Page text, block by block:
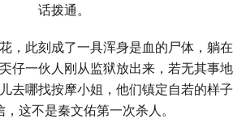
话拨通。
，此刻成了一具浑身是血的尸体，躺在
仔一伙人刚从监狱放出来，若无其事地
去哪找按摩小姐，他们镇定自若的样子
，这不是秦文佑第一次杀人。